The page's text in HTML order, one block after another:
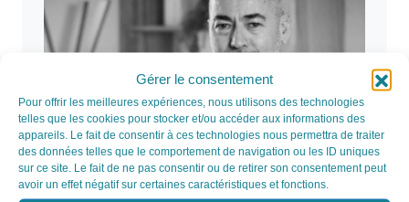
Gérer le consentement
Pour offrir les meilleures expériences, nous utilisons des technologies
telles que les cookies pour stocker et/ou accéder aux informations des
appareils. Le fait de consentir à ces technologies nous permettra de traiter
des données telles que le comportement de navigation ou les ID uniques
sur ce site. Le fait de ne pas consentir ou de retirer son consentement peut
avoir un effet négatif sur certaines caractéristiques et fonctions.